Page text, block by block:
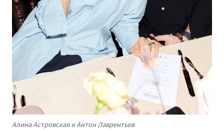
Алина Астровская и Антон Лаврентьев